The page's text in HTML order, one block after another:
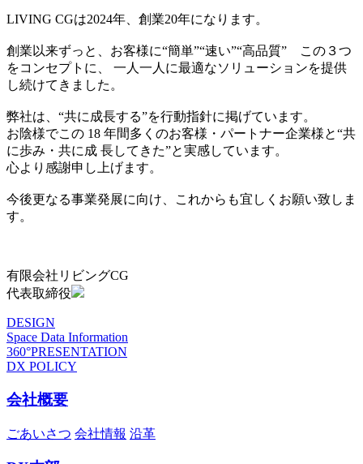
LIVING CGは2024年、創業20年になります。
創業以来ずっと、お客様に“簡単”“速い”“高品質” この３つ
をコンセプトに、 一人一人に最適なソリューションを提供
し続けてきました。
弊社は、“共に成長する”を行動指針に掲げています。
お陰様でこの 18 年間多くのお客様・パートナー企業様と“共
に歩み・共に成 長してきた”と実感しています。
心より感謝申し上げます。
今後更なる事業発展に向け、これからも宜しくお願い致しま
す。
有限会社リビングCG
代表取締役
DESIGN
Space Data Information
360°PRESENTATION
DX POLICY
会社概要
ごあいさつ 会社情報 沿革